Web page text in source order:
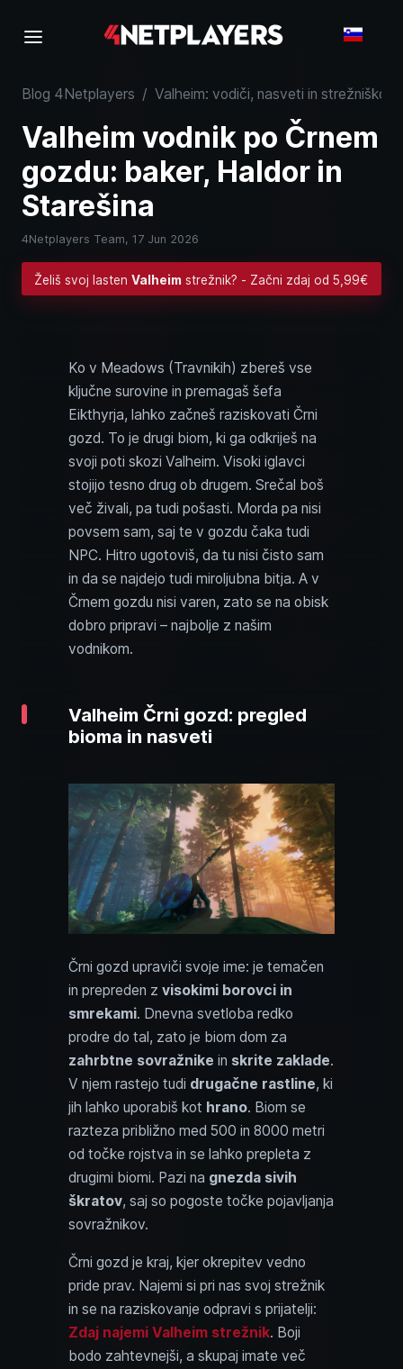
Blog 4Netplayers / Valheim: vodiči, nasveti in strežniško
Valheim vodnik po Črnem
gozdu: baker, Haldor in
Starešina
4Netplayers Team, 17 Jun 2026
Želiš svoj lastenValheim strežnik? - Začni zdaj od 5,99€
Ko v Meadows (Travnikih) zbereš vse
ključne surovine in premagaš šefa
Eikthyrja, lahko začneš raziskovati Črni
gozd. To je drugi biom, ki ga odkriješ na
svoji poti skozi Valheim. Visoki iglavci
stojijo tesno drug ob drugem. Srečal boš
več živali, pa tudi pošasti. Morda pa nisi
povsem sam, saj te v gozdu čaka tudi
NPC. Hitro ugotoviš, da tu nisi čisto sam
in da se najdejo tudi miroljubna bitja. A v
Črnem gozdu nisi varen, zato se na obisk
dobro pripravi – najbolje z našim
vodnikom.
Valheim Črni gozd: pregled
bioma in nasveti
Črni gozd upraviči svoje ime: je temačen
in prepreden z visokimi borovci in
smrekami. Dnevna svetloba redko
prodre do tal, zato je biom dom za
zahrbtne sovražnike in skrite zaklade.
V njem rastejo tudi drugačne rastline, ki
jih lahko uporabiš kot hrano. Biom se
razteza približno med 500 in 8000 metri
od točke rojstva in se lahko prepleta z
drugimi biomi. Pazi na gnezda sivih
škratov, saj so pogoste točke pojavljanja
sovražnikov.
Črni gozd je kraj, kjer okrepitev vedno
pride prav. Najemi si pri nas svoj strežnik
in se na raziskovanje odpravi s prijatelji:
Zdaj najemi Valheim strežnik. Boji
bodo zahtevnejši, a skupaj imate več